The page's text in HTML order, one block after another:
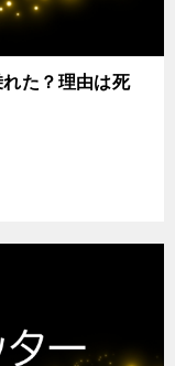
た？理由は死